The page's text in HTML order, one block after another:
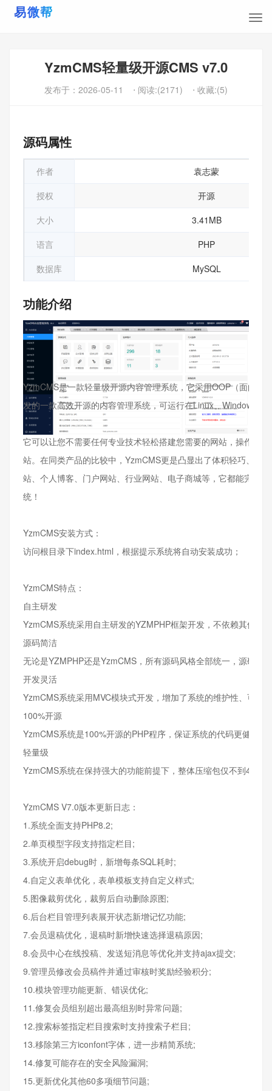
YzmCMS轻量级开源CMS v7.0
发布于： 2026-05-11 ⋅ 阅读:(2171) ⋅ 收藏:(5)
源码属性
作者
袁志蒙
授权
开源
大小
3.41MB
语言
PHP
数据库
MySQL
功能介绍
YzmCMS是一款轻量级开源内容管理系统，它采用OOP（面向
发的一款高效开源的内容管理系统，可运行在Linux、Windows、
它可以让您不需要任何专业技术轻松搭建您需要的网站，操作简
站。在同类产品的比较中，YzmCMS更是凸显出了体积轻巧、功
站、个人博客、门户网站、行业网站、电子商城等，它都能完全
统！
YzmCMS安装方式：
访问根目录下index.html，根据提示系统将自动安装成功；
YzmCMS特点：
自主研发
YzmCMS系统采用自主研发的YZMPHP框架开发，不依赖其他任
源码简洁
无论是YZMPHP还是YzmCMS，所有源码风格全部统一，源码非
开发灵活
YzmCMS系统采用MVC模块式开发，增加了系统的维护性、可扩
100%开源
YzmCMS系统是100%开源的PHP程序，保证系统的代码更健壮和
轻量级
YzmCMS系统在保持强大的功能前提下，整体压缩包仅不到4MB
YzmCMS V7.0版本更新日志：
1.系统全面支持PHP8.2;
2.单页模型字段支持指定栏目;
3.系统开启debug时，新增每条SQL耗时;
4.自定义表单优化，表单模板支持自定义样式;
5.图像裁剪优化，裁剪后自动删除原图;
6.后台栏目管理列表展开状态新增记忆功能;
7.会员退稿优化，退稿时新增快速选择退稿原因;
8.会员中心在线投稿、发送短消息等优化并支持ajax提交;
9.管理员修改会员稿件并通过审核时奖励经验积分;
10.模块管理功能更新、错误优化;
11.修复会员组别超出最高组别时异常问题;
12.搜索标签指定栏目搜索时支持搜索子栏目;
13.移除第三方iconfont字体，进一步精简系统;
14.修复可能存在的安全风险漏洞;
15.更新优化其他60多项细节问题;